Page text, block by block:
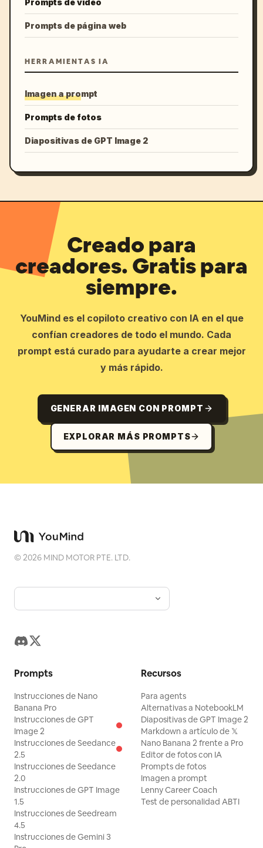
Prompts de vídeo
Prompts de página web
HERRAMIENTAS IA
Imagen a prompt
Prompts de fotos
Diapositivas de GPT Image 2
Creado para
creadores. Gratis para
siempre.
YouMind es el copiloto creativo con IA en el que
confían creadores de todo el mundo. Cada
prompt está curado para ayudarte a crear mejor
y más rápido.
GENERAR IMAGEN CON PROMPT
EXPLORAR MÁS PROMPTS
©2026 MIND MOTOR PTE. LTD.
Prompts
Instrucciones de Nano
Banana Pro
Instrucciones de GPT
Image 2
Instrucciones de Seedance
2.5
Instrucciones de Seedance
2.0
Instrucciones de GPT Image
1.5
Instrucciones de Seedream
4.5
Instrucciones de Gemini 3
Recursos
Para agents
Alternativas a NotebookLM
Diapositivas de GPT Image 2
Markdown a artículo de 𝕏
Nano Banana 2 frente a Pro
Editor de fotos con IA
Prompts de fotos
Imagen a prompt
Lenny Career Coach
Test de personalidad ABTI